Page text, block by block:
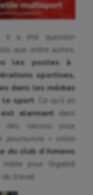
il a été question
que, entre autres,
les postes à
sportives,
dans les médias
le sport . Ce qu’il en
alarmant dans
des raisons pour
»
selon
du club d’Amiens
pour l’égalité
travail.